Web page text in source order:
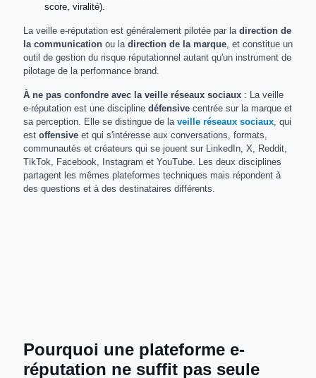
score, viralité).
La veille e-réputation est généralement pilotée par la direction de
la communication ou la direction de la marque , et constitue un
outil de gestion du risque réputationnel autant qu'un instrument de
pilotage de la performance brand.
À ne pas confondre avec la veille réseaux sociaux : La veille
e-réputation est une discipline défensive centrée sur la marque et
sa perception. Elle se distingue de la veille réseaux sociaux , qui
est offensive et qui s'intéresse aux conversations, formats,
communautés et créateurs qui se jouent sur LinkedIn, X, Reddit,
TikTok, Facebook, Instagram et YouTube. Les deux disciplines
partagent les mêmes plateformes techniques mais répondent à
des questions et à des destinataires différents.
Pourquoi une plateforme e-
réputation ne suffit pas seule